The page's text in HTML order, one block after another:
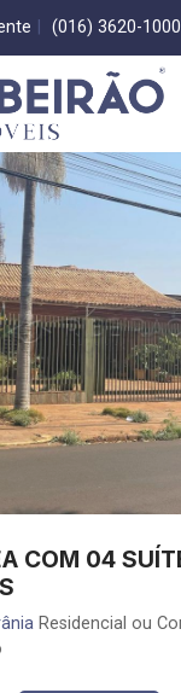
(016) 3620-1000
COM 04
Residencial ou